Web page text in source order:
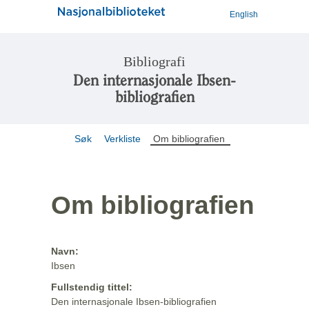
English
Bibliografi
Den internasjonale Ibsen-
bibliografien
Søk Verkliste Om bibliografien
Om bibliografien
Navn:
Ibsen
Fullstendig tittel:
Den internasjonale Ibsen-bibliografien